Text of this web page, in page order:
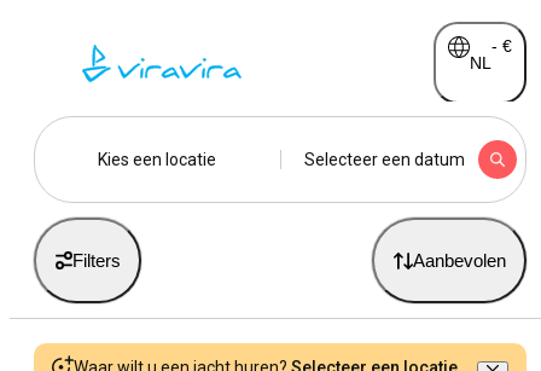
NL
- €
Kies een locatie Selecteer een datum
Filters Aanbevolen
Waar wilt u een jacht huren? Selecteer een locatie.